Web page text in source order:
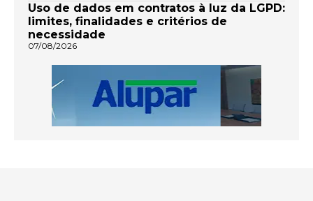
Uso de dados em contratos à luz da LGPD:
limites, finalidades e critérios de
necessidade
07/08/2026